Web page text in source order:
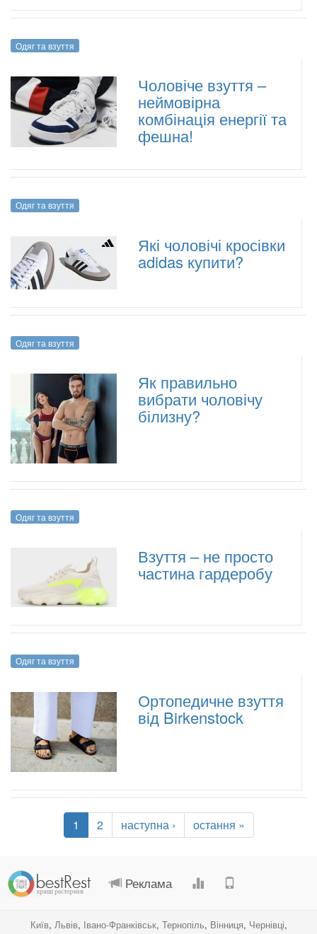
Одяг та взуття
Чоловіче взуття –
неймовірна
комбінація енергії та
фешна!
Одяг та взуття
Які чоловічі кросівки
adidas купити?
Одяг та взуття
Як правильно
вибрати чоловічу
білизну?
Одяг та взуття
Взуття – не просто
частина гардеробу
Одяг та взуття
Ортопедичне взуття
від Birkenstock
1 2 наступна › остання »
Реклама
Київ, Львів, Івано-Франківськ, Тернопіль, Вінниця, Чернівці,